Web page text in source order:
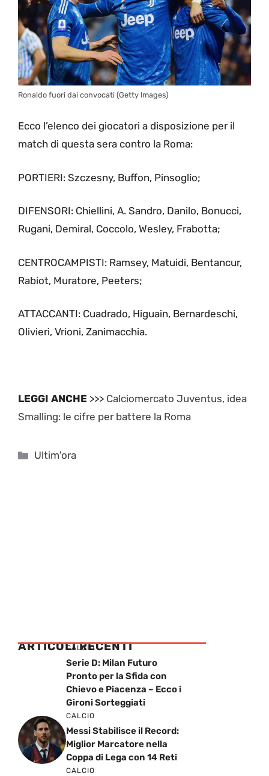
Ronaldo fuori dai convocati (Getty Images)
Ecco l’elenco dei giocatori a disposizione per il
match di questa sera contro la Roma:
PORTIERI: Szczesny, Buffon, Pinsoglio;
DIFENSORI: Chiellini, A. Sandro, Danilo, Bonucci,
Rugani, Demiral, Coccolo, Wesley, Frabotta;
CENTROCAMPISTI: Ramsey, Matuidi, Bentancur,
Rabiot, Muratore, Peeters;
ATTACCANTI: Cuadrado, Higuain, Bernardeschi,
Olivieri, Vrioni, Zanimacchia.
LEGGI ANCHE >>> Calciomercato Juventus, idea
Smalling: le cifre per battere la Roma
Categorie
Ultim'ora
ARTICOLI RECENTI
CALCIO
Serie D: Milan Futuro
Pronto per la Sfida con
Chievo e Piacenza – Ecco i
Gironi Sorteggiati
CALCIO
Messi Stabilisce il Record:
Miglior Marcatore nella
Coppa di Lega con 14 Reti
CALCIO